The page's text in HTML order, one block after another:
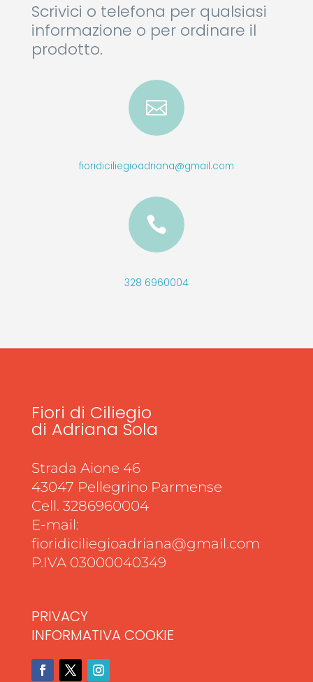
Scrivici o telefona per qualsiasi
informazione o per ordinare il
prodotto.

fioridiciliegioadriana@gmail.com

328 6960004
Fiori di Ciliegio
di Adriana Sola
Strada Aione 46
43047 Pellegrino Parmense
Cell. 3286960004
E-mail:
fioridiciliegioadriana@gmail.com
P.IVA 03000040349
PRIVACY
INFORMATIVA COOKIE